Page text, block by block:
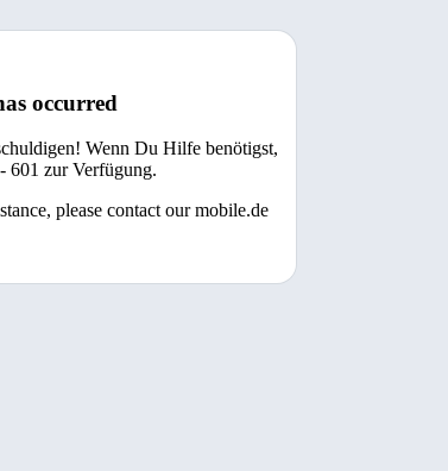
occurred
Wenn Du Hilfe benötigst,
601 zur Verfügung.
please contact our mobile.de